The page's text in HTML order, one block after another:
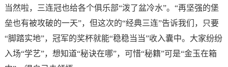
当然啦，三连冠也给各个俱乐部“泼了盆冷水”。“再坚强的堡
垒也有被攻破的一天”，但这次的“经典三连”告诉我们，只要
“脚踏实地”，冠军的奖杯就能“稳稳当当”收入囊中。大家纷纷
入场“学艺”，想知道“秘诀在哪”，可惜“秘籍”可是“金玉在箱